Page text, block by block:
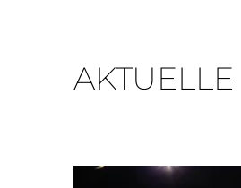
AKTUELLE